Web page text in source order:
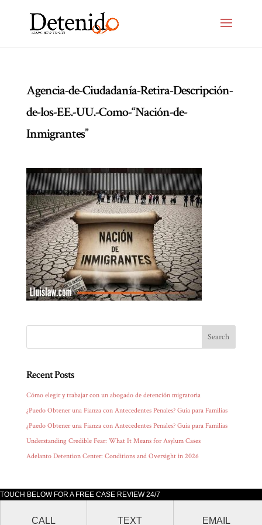
TOUCH BELOW FOR A FREE CASE REVIEW 24/7
CALL TEXT EMAIL
Agencia-de-Ciudadanía-Retira-Descripción-
de-los-EE.-UU.-Como-“Nación-de-
Inmigrantes”
Recent Posts
Cómo elegir y trabajar con un abogado de detención migratoria
¿Puedo Obtener una Fianza con Antecedentes Penales? Guía para Familias
¿Puedo Obtener una Fianza con Antecedentes Penales? Guía para Familias
Understanding Credible Fear: What It Means for Asylum Cases
Adelanto Detention Center: Conditions and Oversight in 2026